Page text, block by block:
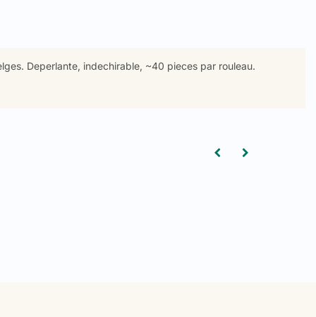
Deperlante, indechirable, ~40 pieces par rouleau.